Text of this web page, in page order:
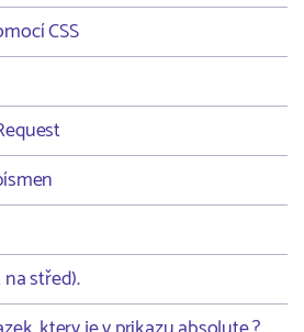
CSS
střed).